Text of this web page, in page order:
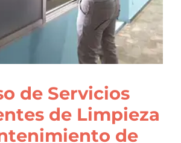
de Servicios
de Limpieza
de